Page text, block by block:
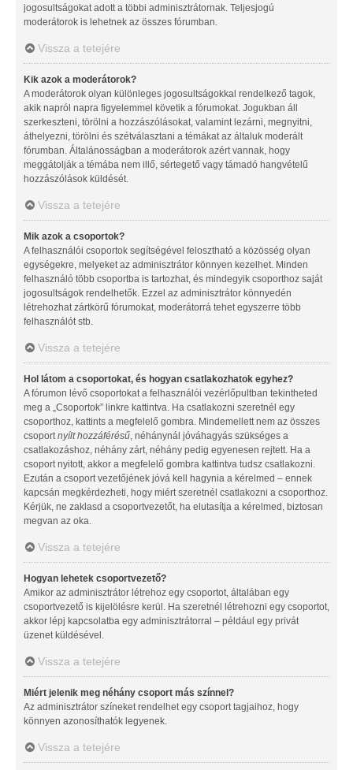
jogosultságokat adott a többi adminisztrátornak. Teljesjogú
moderátorok is lehetnek az összes fórumban.
Vissza a tetejére
Kik azok a moderátorok?
A moderátorok olyan különleges jogosultságokkal rendelkező tagok,
akik napról napra figyelemmel követik a fórumokat. Jogukban áll
szerkeszteni, törölni a hozzászólásokat, valamint lezárni, megnyitni,
áthelyezni, törölni és szétválasztani a témákat az általuk moderált
fórumban. Általánosságban a moderátorok azért vannak, hogy
meggátolják a témába nem illő, sértegető vagy támadó hangvételű
hozzászólások küldését.
Vissza a tetejére
Mik azok a csoportok?
A felhasználói csoportok segítségével felosztható a közösség olyan
egységekre, melyeket az adminisztrátor könnyen kezelhet. Minden
felhasználó több csoportba is tartozhat, és mindegyik csoporthoz saját
jogosultságok rendelhetők. Ezzel az adminisztrátor könnyedén
létrehozhat zártkörű fórumokat, moderátorrá tehet egyszerre több
felhasználót stb.
Vissza a tetejére
Hol látom a csoportokat, és hogyan csatlakozhatok egyhez?
A fórumon lévő csoportokat a felhasználói vezérlőpultban tekintheted
meg a „Csoportok” linkre kattintva. Ha csatlakozni szeretnél egy
csoporthoz, kattints a megfelelő gombra. Mindemellett nem az összes
csoport nyílt hozzáférésű , néhánynál jóváhagyás szükséges a
csatlakozáshoz, néhány zárt, néhány pedig egyenesen rejtett. Ha a
csoport nyitott, akkor a megfelelő gombra kattintva tudsz csatlakozni.
Ezután a csoport vezetőjének jóvá kell hagynia a kérelmed – ennek
kapcsán megkérdezheti, hogy miért szeretnél csatlakozni a csoporthoz.
Kérjük, ne zaklasd a csoportvezetőt, ha elutasítja a kérelmed, biztosan
megvan az oka.
Vissza a tetejére
Hogyan lehetek csoportvezető?
Amikor az adminisztrátor létrehoz egy csoportot, általában egy
csoportvezető is kijelölésre kerül. Ha szeretnél létrehozni egy csoportot,
akkor lépj kapcsolatba egy adminisztrátorral – például egy privát
üzenet küldésével.
Vissza a tetejére
Miért jelenik meg néhány csoport más színnel?
Az adminisztrátor színeket rendelhet egy csoport tagjaihoz, hogy
könnyen azonosíthatók legyenek.
Vissza a tetejére